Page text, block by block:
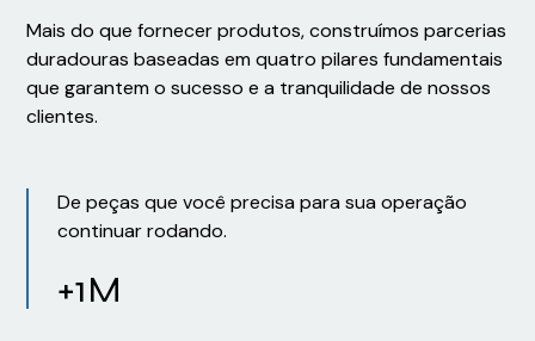
Mais do que fornecer produtos, construímos parcerias
duradouras baseadas em quatro pilares fundamentais
que garantem o sucesso e a tranquilidade de nossos
clientes.
De peças que você precisa para sua operação
continuar rodando.
+1M